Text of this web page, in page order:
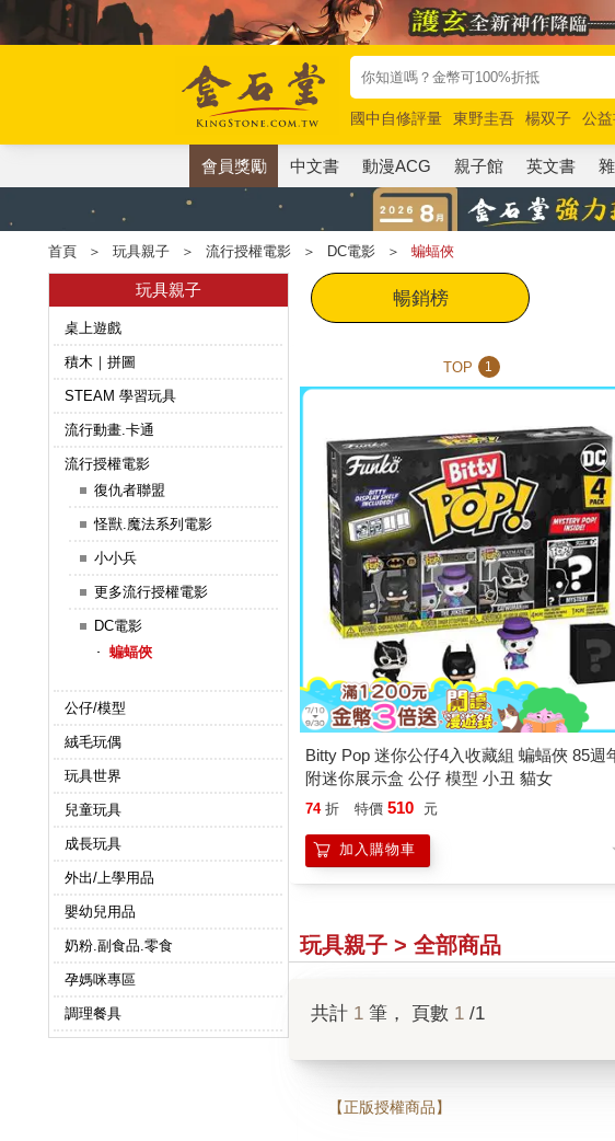
國中自修評量 東野圭吾 楊双子 公
唯紅花綻放
奧德賽 路邊攤新作 馬
會員獎勵 中文書 動漫ACG 親子館 英文書
首頁 ＞ 玩具親子 ＞ 流行授權電影 ＞ DC電影 ＞ 蝙蝠俠
玩具親子
桌上遊戲
積木｜拼圖
STEAM 學習玩具
流行動畫.卡通
流行授權電影
復仇者聯盟
怪獸.魔法系列電影
小小兵
更多流行授權電影
DC電影
蝙蝠俠
公仔/模型
絨毛玩偶
玩具世界
兒童玩具
成長玩具
外出/上學用品
嬰幼兒用品
奶粉.副食品.零食
孕媽咪專區
調理餐具
暢銷榜
TOP 1
Bitty Pop 迷你公仔4入收藏組 蝙蝠俠 85週
附迷你展示盒 公仔 模型 小丑 貓女
74 折 特價 510 元
加入購物車
玩具親子 > 全部商品
共計 1 筆， 頁數 1 /1
【正版授權商品】